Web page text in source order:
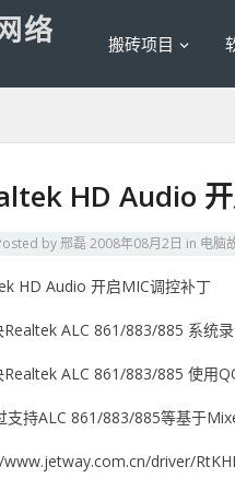
络 搬砖项目
HD Audio
by邢磊2008年08月2日 in 电脑
HD Audio 开启MIC调控补丁
Realtek ALC 861/883/885 系统
Realtek ALC 861/883/885 使用
支持ALC 861/883/885等基于
driver/